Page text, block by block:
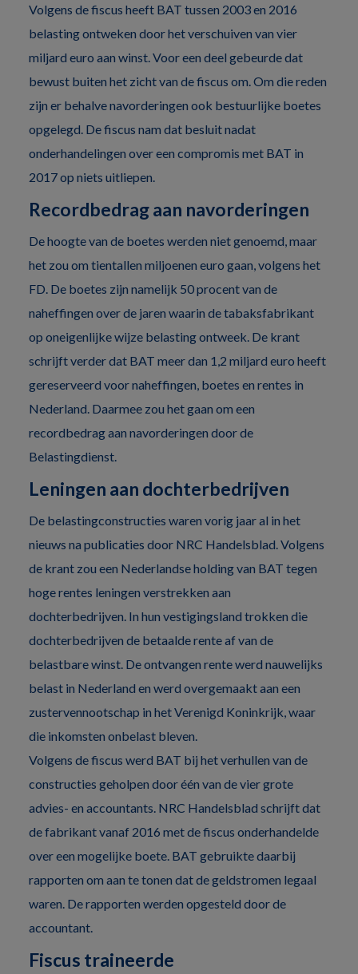
Volgens de fiscus heeft BAT tussen 2003 en 2016
belasting ontweken door het verschuiven van vier
miljard euro aan winst. Voor een deel gebeurde dat
bewust buiten het zicht van de fiscus om. Om die reden
zijn er behalve navorderingen ook bestuurlijke boetes
opgelegd. De fiscus nam dat besluit nadat
onderhandelingen over een compromis met BAT in
2017 op niets uitliepen.
Recordbedrag aan navorderingen
De hoogte van de boetes werden niet genoemd, maar
het zou om tientallen miljoenen euro gaan, volgens het
FD. De boetes zijn namelijk 50 procent van de
naheffingen over de jaren waarin de tabaksfabrikant
op oneigenlijke wijze belasting ontweek. De krant
schrijft verder dat BAT meer dan 1,2 miljard euro heeft
gereserveerd voor naheffingen, boetes en rentes in
Nederland. Daarmee zou het gaan om een
recordbedrag aan navorderingen door de
Belastingdienst.
Leningen aan dochterbedrijven
De belastingconstructies waren vorig jaar al in het
nieuws na publicaties door NRC Handelsblad. Volgens
de krant zou een Nederlandse holding van BAT tegen
hoge rentes leningen verstrekken aan
dochterbedrijven. In hun vestigingsland trokken die
dochterbedrijven de betaalde rente af van de
belastbare winst. De ontvangen rente werd nauwelijks
belast in Nederland en werd overgemaakt aan een
zustervennootschap in het Verenigd Koninkrijk, waar
die inkomsten onbelast bleven.
Volgens de fiscus werd BAT bij het verhullen van de
constructies geholpen door één van de vier grote
advies- en accountants. NRC Handelsblad schrijft dat
de fabrikant vanaf 2016 met de fiscus onderhandelde
over een mogelijke boete. BAT gebruikte daarbij
rapporten om aan te tonen dat de geldstromen legaal
waren. De rapporten werden opgesteld door de
accountant.
Fiscus traineerde